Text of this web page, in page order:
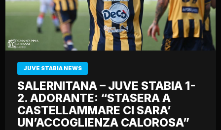
JUVE STABIA NEWS
SALERNITANA – JUVE STABIA 1-
2. ADORANTE: “STASERA A
CASTELLAMMARE CI SARA’
UN’ACCOGLIENZA CALOROSA”